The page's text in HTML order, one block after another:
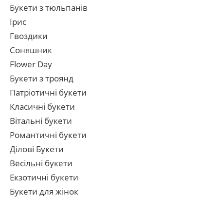
Букети з тюльпанів
Ірис
Гвоздики
Соняшник
Flower Day
Букети з троянд
Патріотичні букети
Класичні букети
Вітальні букети
Романтичні букети
Ділові Букети
Весільні букети
Екзотичні букети
Букети для жінок